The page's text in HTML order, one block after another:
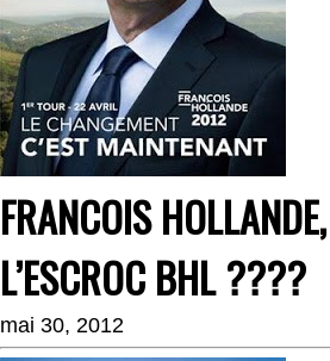
FRANCOIS
L’ESCROC BHL ????
mai 30, 2012